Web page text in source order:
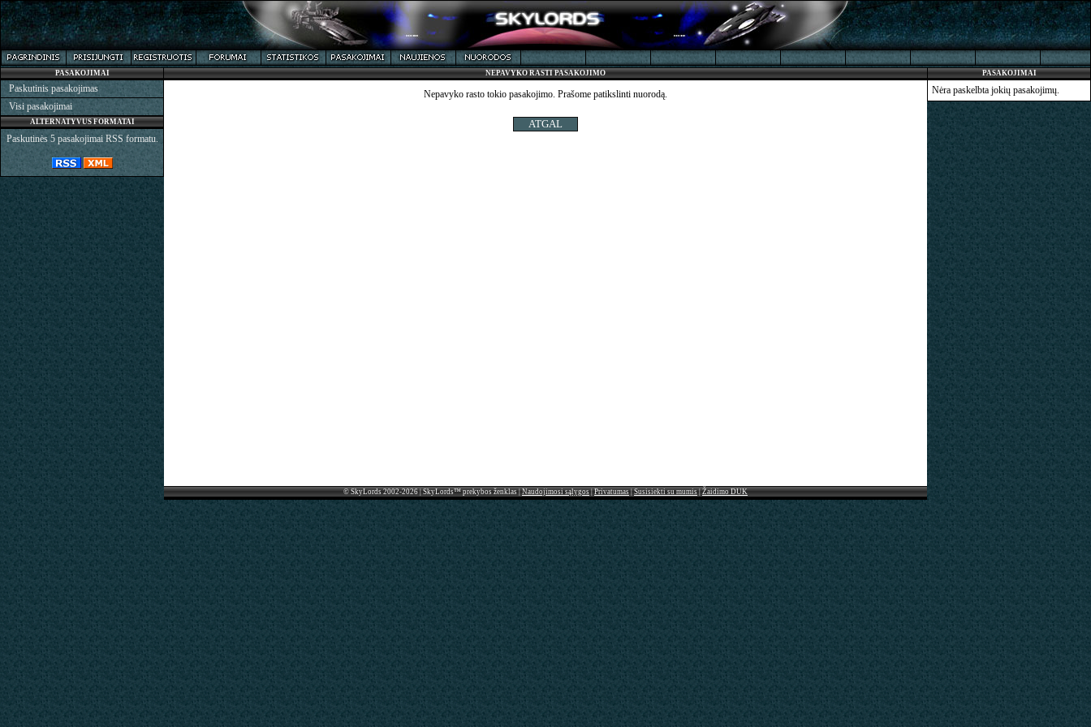
NEPAVYKO RASTI PASAKOJIMO
Nepavyko rasto tokio pasakojimo. Prašome patikslinti nuorodą.
© SkyLords 2002-2026 | SkyLords™ prekybos ženklas |Naudojimosi sąlygos|Privatumas|Susisiekti su mumis|Žaidimo DUK
PASAKOJIMAI
Paskutinis pasakojimas
Visi pasakojimai
ALTERNATYVUS FORMATAI
Paskutinės 5 pasakojimai RSS formatu.
PASAKOJIMAI
Nėra paskelbta jokių pasakojimų.